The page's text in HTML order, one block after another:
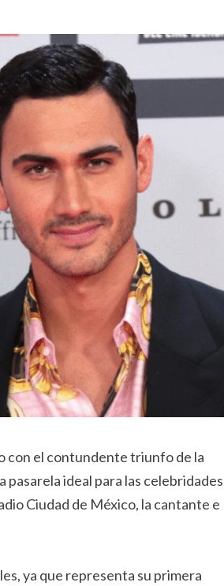
con el contundente triunfo de la
ideal para las celebridades
Ciudad de México, la cantante e
ya que representa su primera